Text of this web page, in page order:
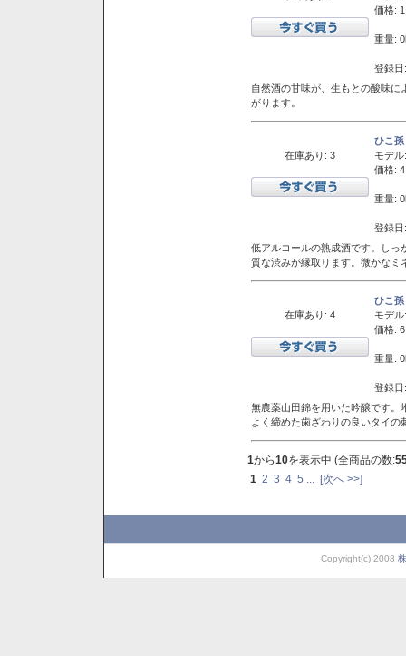
価格:
重量:
登録
自然酒の甘味が、生もとの酸味
がります。
在庫あり: 3
ひこ
モデル:
価格:
重量:
登録
低アルコールの熟成酒です。しっ
質な渋みが縁取ります。微かなミ
在庫あり: 4
ひこ
モデル:
価格:
重量:
登録
無農薬山田錦を用いた吟醸です
よく締めた歯ざわりの良いタイ
1から10を表示中 (全商品の数:
1 2 3 4 5 [次へ >>]
Copyright(c) 2008